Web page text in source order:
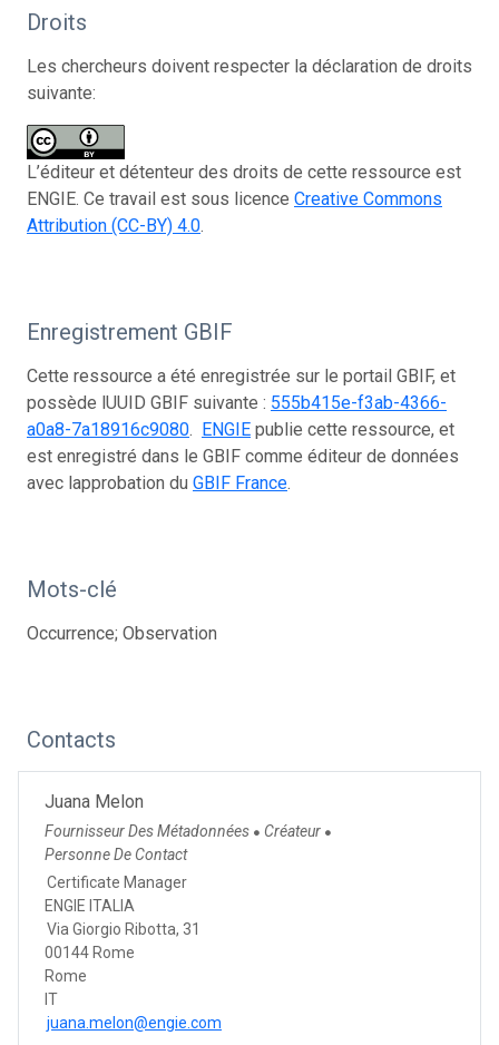
Droits
Les chercheurs doivent respecter la déclaration de droits
suivante:
L’éditeur et détenteur des droits de cette ressource est
ENGIE. Ce travail est sous licence Creative Commons
Attribution (CC-BY) 4.0.
Enregistrement GBIF
Cette ressource a été enregistrée sur le portail GBIF, et
possède lUUID GBIF suivante : 555b415e-f3ab-4366-
a0a8-7a18916c9080. ENGIE publie cette ressource, et
est enregistré dans le GBIF comme éditeur de données
avec lapprobation du GBIF France.
Mots-clé
Occurrence; Observation
Contacts
Juana Melon
Fournisseur Des Métadonnées ● Créateur ●
Personne De Contact
Certificate Manager
ENGIE ITALIA
Via Giorgio Ribotta, 31
00144 Rome
Rome
IT
juana.melon@engie.com